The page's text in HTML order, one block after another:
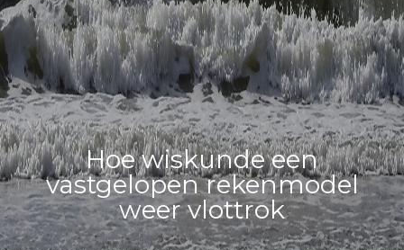
Hoe wiskunde een
vastgelopen rekenmodel
weer vlottrok